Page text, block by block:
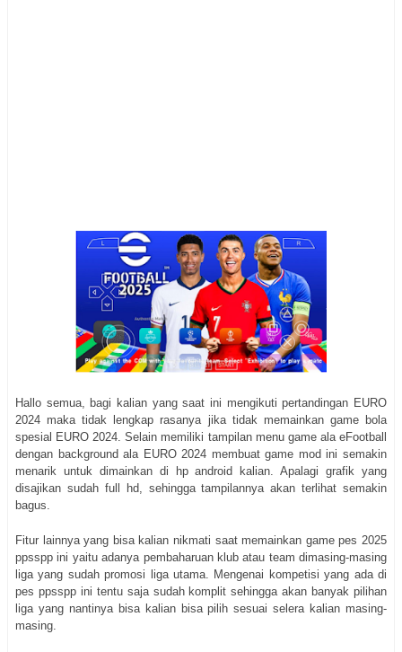
Hallo semua, bagi kalian yang saat ini mengikuti pertandingan EURO
2024 maka tidak lengkap rasanya jika tidak memainkan game bola
spesial EURO 2024. Selain memiliki tampilan menu game ala eFootball
dengan background ala EURO 2024 membuat game mod ini semakin
menarik untuk dimainkan di hp android kalian. Apalagi grafik yang
disajikan sudah full hd, sehingga tampilannya akan terlihat semakin
bagus.
Fitur lainnya yang bisa kalian nikmati saat memainkan game pes 2025
ppsspp ini yaitu adanya pembaharuan klub atau team dimasing-masing
liga yang sudah promosi liga utama. Mengenai kompetisi yang ada di
pes ppsspp ini tentu saja sudah komplit sehingga akan banyak pilihan
liga yang nantinya bisa kalian bisa pilih sesuai selera kalian masing-
masing.